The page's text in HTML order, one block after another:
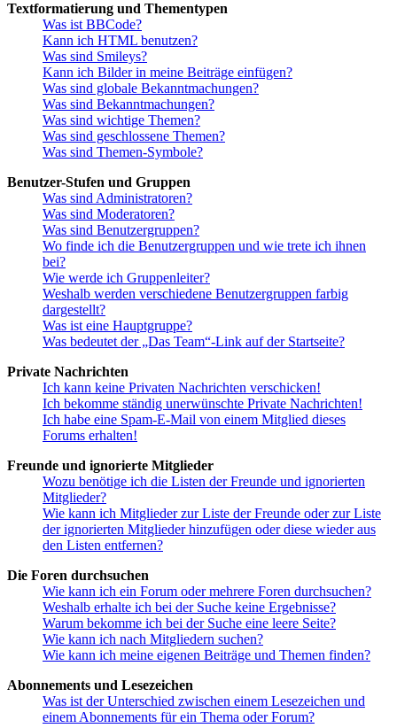
Textformatierung und Thementypen
Was ist BBCode?
Kann ich HTML benutzen?
Was sind Smileys?
Kann ich Bilder in meine Beiträge einfügen?
Was sind globale Bekanntmachungen?
Was sind Bekanntmachungen?
Was sind wichtige Themen?
Was sind geschlossene Themen?
Was sind Themen-Symbole?
Benutzer-Stufen und Gruppen
Was sind Administratoren?
Was sind Moderatoren?
Was sind Benutzergruppen?
Wo finde ich die Benutzergruppen und wie trete ich ihnen
bei?
Wie werde ich Gruppenleiter?
Weshalb werden verschiedene Benutzergruppen farbig
dargestellt?
Was ist eine Hauptgruppe?
Was bedeutet der „Das Team“-Link auf der Startseite?
Private Nachrichten
Ich kann keine Privaten Nachrichten verschicken!
Ich bekomme ständig unerwünschte Private Nachrichten!
Ich habe eine Spam-E-Mail von einem Mitglied dieses
Forums erhalten!
Freunde und ignorierte Mitglieder
Wozu benötige ich die Listen der Freunde und ignorierten
Mitglieder?
Wie kann ich Mitglieder zur Liste der Freunde oder zur Liste
der ignorierten Mitglieder hinzufügen oder diese wieder aus
den Listen entfernen?
Die Foren durchsuchen
Wie kann ich ein Forum oder mehrere Foren durchsuchen?
Weshalb erhalte ich bei der Suche keine Ergebnisse?
Warum bekomme ich bei der Suche eine leere Seite?
Wie kann ich nach Mitgliedern suchen?
Wie kann ich meine eigenen Beiträge und Themen finden?
Abonnements und Lesezeichen
Was ist der Unterschied zwischen einem Lesezeichen und
einem Abonnements für ein Thema oder Forum?